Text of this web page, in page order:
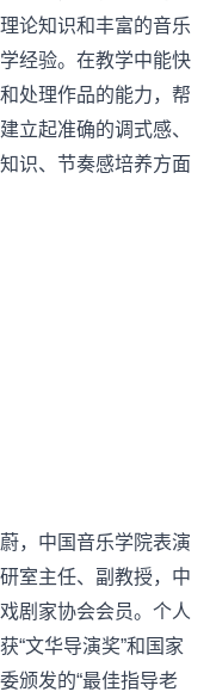
论知识和丰富的音乐
经验。在教学中能快
处理作品的能力，帮
立起准确的调式感、
识、节奏感培养方面
，中国音乐学院表演
室主任、副教授，中
剧家协会会员。个人
“文华导演奖”和国家
颁发的“最佳指导老